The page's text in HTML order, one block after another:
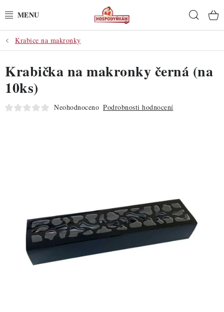
na
POTŘEBY
POMŮCKY
SUROVINY
ZDRAVÉ PEČENÍ
DÁRKOVÉ POUKAZY
Krabice na makronky
Krabička na makronky černá (na
10ks)
Neohodnoceno Podrobnosti hodnocení